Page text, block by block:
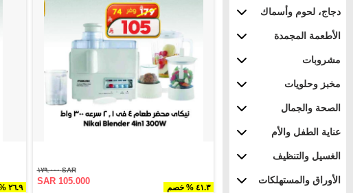
دجاج، لحوم وأسماك
الأطعمة المجمدة
مشروبات
مخبز وحلويات
الصحة والجمال
عناية الطفل والأم
الغسيل والتنظيف
الأوراق والمستهلكات
٤١.٣ % خصم
SAR ١٧٩.٠٠٠
SAR 105.000
٢٦.٩ % خصم